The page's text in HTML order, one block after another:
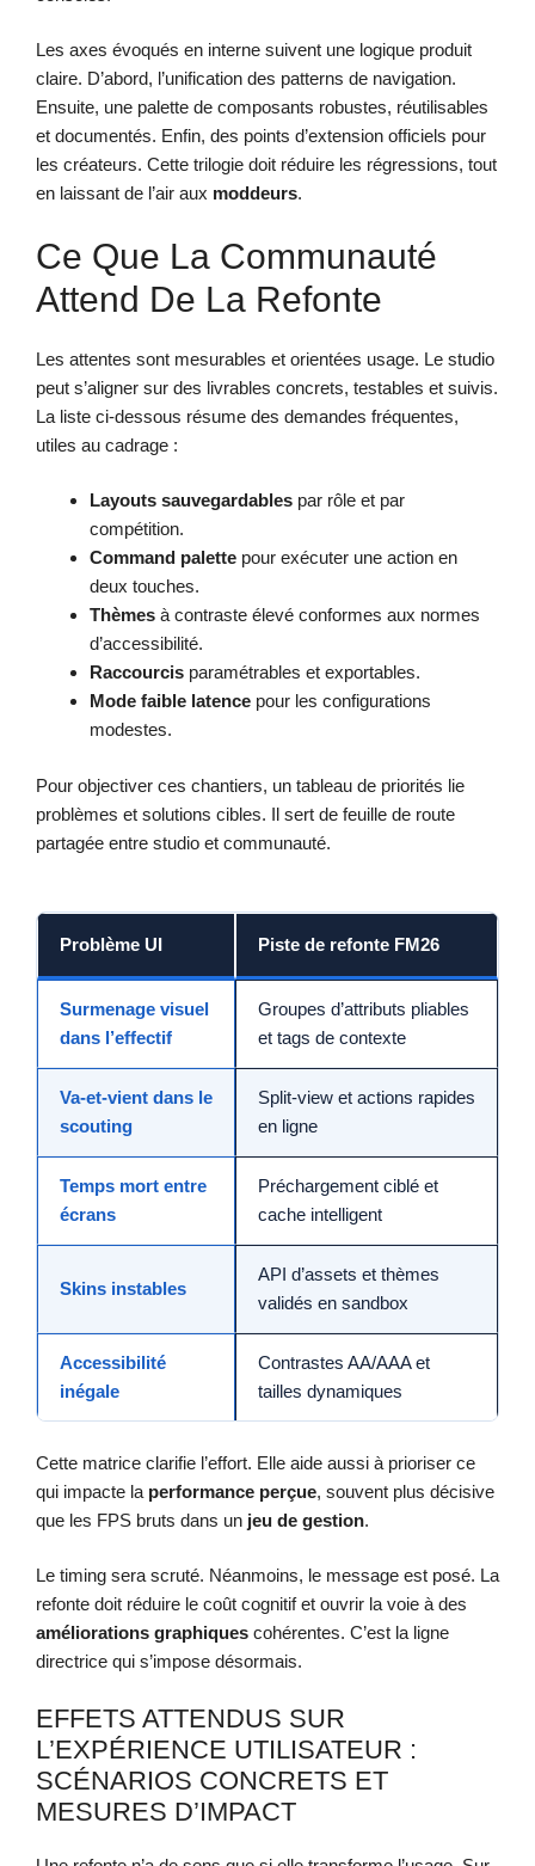
Les axes évoqués en interne suivent une logique produit
claire. D’abord, l’unification des patterns de navigation.
Ensuite, une palette de composants robustes, réutilisables
et documentés. Enfin, des points d’extension officiels pour
les créateurs. Cette trilogie doit réduire les régressions, tout
en laissant de l’air aux moddeurs.
Ce Que La Communauté
Attend De La Refonte
Les attentes sont mesurables et orientées usage. Le studio
peut s’aligner sur des livrables concrets, testables et suivis.
La liste ci-dessous résume des demandes fréquentes,
utiles au cadrage :
Layouts sauvegardables par rôle et par
compétition.
Command palette pour exécuter une action en
deux touches.
Thèmes à contraste élevé conformes aux normes
d’accessibilité.
Raccourcis paramétrables et exportables.
Mode faible latence pour les configurations
modestes.
Pour objectiver ces chantiers, un tableau de priorités lie
problèmes et solutions cibles. Il sert de feuille de route
partagée entre studio et communauté.
Problème UI Piste de refonte FM26
Surmenage visuel
dans l’effectif
Groupes d’attributs pliables
et tags de contexte
Va-et-vient dans le
scouting
Split-view et actions rapides
en ligne
Temps mort entre
écrans
Préchargement ciblé et
cache intelligent
Skins instables
API d’assets et thèmes
validés en sandbox
Accessibilité
inégale
Contrastes AA/AAA et
tailles dynamiques
Cette matrice clarifie l’effort. Elle aide aussi à prioriser ce
qui impacte la performance perçue, souvent plus décisive
que les FPS bruts dans un jeu de gestion.
Le timing sera scruté. Néanmoins, le message est posé. La
refonte doit réduire le coût cognitif et ouvrir la voie à des
améliorations graphiques cohérentes. C’est la ligne
directrice qui s’impose désormais.
EFFETS ATTENDUS SUR
L’EXPÉRIENCE UTILISATEUR :
SCÉNARIOS CONCRETS ET
MESURES D’IMPACT